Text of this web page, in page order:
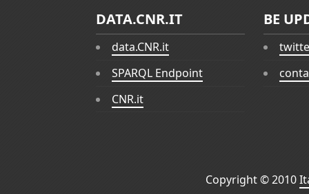
DATA.CNR.IT
data.CNR.it
SPARQL Endpoint
CNR.it
BE
Copyright © 2010